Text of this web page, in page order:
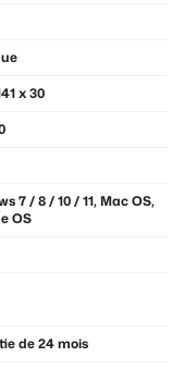
x 30
7 / 8 / 10 / 11, Mac OS,
OS
de 24 mois